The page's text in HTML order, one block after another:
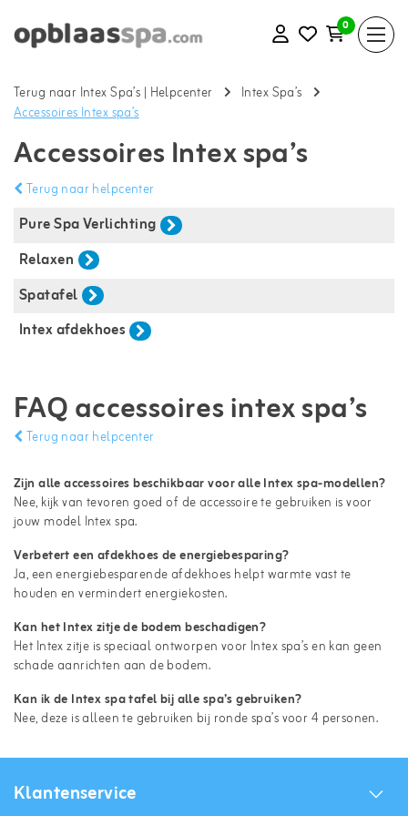
0
Terug naar Intex Spa’s | Helpcenter
Intex Spa’s
Accessoires Intex spa’s
Accessoires Intex spa’s
Terug naar helpcenter
Pure Spa Verlichting
Relaxen
Spatafel
Intex afdekhoes
FAQ accessoires intex spa’s
Terug naar helpcenter
Zijn alle accessoires beschikbaar voor alle Intex spa-modellen?
Nee, kijk van tevoren goed of de accessoire te gebruiken is voor
jouw model Intex spa.
Verbetert een afdekhoes de energiebesparing?
Ja, een energiebesparende afdekhoes helpt warmte vast te
houden en vermindert energiekosten.
Kan het Intex zitje de bodem beschadigen?
Het Intex zitje is speciaal ontworpen voor Intex spa’s en kan geen
schade aanrichten aan de bodem.
Kan ik de Intex spa tafel bij alle spa’s gebruiken?
Nee, deze is alleen te gebruiken bij ronde spa’s voor 4 personen.
Klantenservice